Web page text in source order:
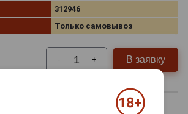
312946
Только самовывоз
- + В заявку